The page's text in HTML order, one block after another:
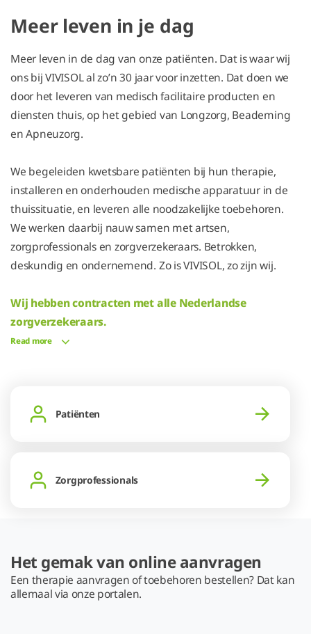
Meer leven in je dag
Meer leven in de dag van onze patiënten. Dat is waar wij
ons bij VIVISOL al zo’n 30 jaar voor inzetten. Dat doen we
door het leveren van medisch facilitaire producten en
diensten thuis, op het gebied van Longzorg, Beademing
en Apneuzorg.
We begeleiden kwetsbare patiënten bij hun therapie,
installeren en onderhouden medische apparatuur in de
thuissituatie, en leveren alle noodzakelijke toebehoren.
We werken daarbij nauw samen met artsen,
zorgprofessionals en zorgverzekeraars. Betrokken,
deskundig en ondernemend. Zo is VIVISOL, zo zijn wij.
Wij hebben contracten met alle Nederlandse
zorgverzekeraars.
Read more
Patiënten
Zorgprofessionals
Het gemak van online aanvragen
Een therapie aanvragen of toebehoren bestellen? Dat kan
allemaal via onze portalen.